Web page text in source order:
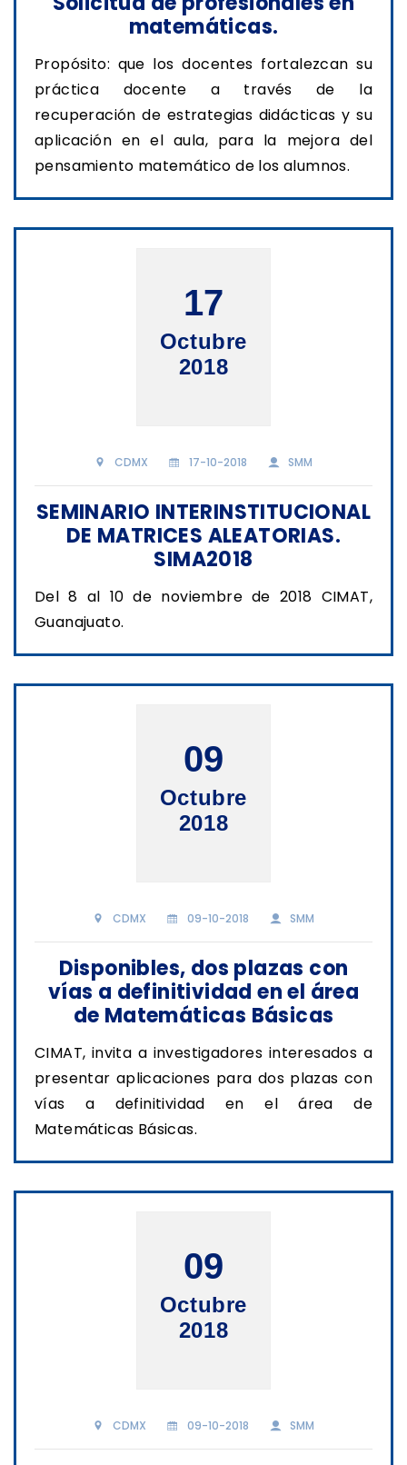
matemáticas.
Propósito: que los docentes fortalezcan su
práctica docente a través de la
recuperación de estrategias didácticas y su
aplicación en el aula, para la mejora del
pensamiento matemático de los alumnos.
17
Octubre
2018
CDMX 17-10-2018 SMM
SEMINARIO INTERINSTITUCIONAL
DE MATRICES ALEATORIAS.
SIMA2018
Del 8 al 10 de noviembre de 2018 CIMAT,
Guanajuato.
09
Octubre
2018
CDMX 09-10-2018 SMM
Disponibles, dos plazas con
vías a definitividad en el área
de Matemáticas Básicas
CIMAT, invita a investigadores interesados a
presentar aplicaciones para dos plazas con
vías a definitividad en el área de
Matemáticas Básicas.
09
Octubre
2018
CDMX 09-10-2018 SMM